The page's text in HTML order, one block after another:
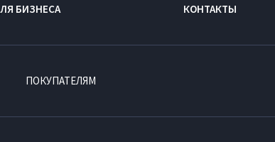
БИЗНЕСА КОНТАКТЫ
ПОКУПАТЕЛЯМ